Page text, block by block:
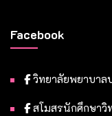
Facebook
วิทยาลัยพยาบา
สโมสรนักศึกษาวิ